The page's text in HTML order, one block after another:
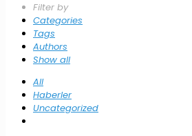
Filter by
Categories
Tags
Authors
Show all
All
Haberler
Uncategorized